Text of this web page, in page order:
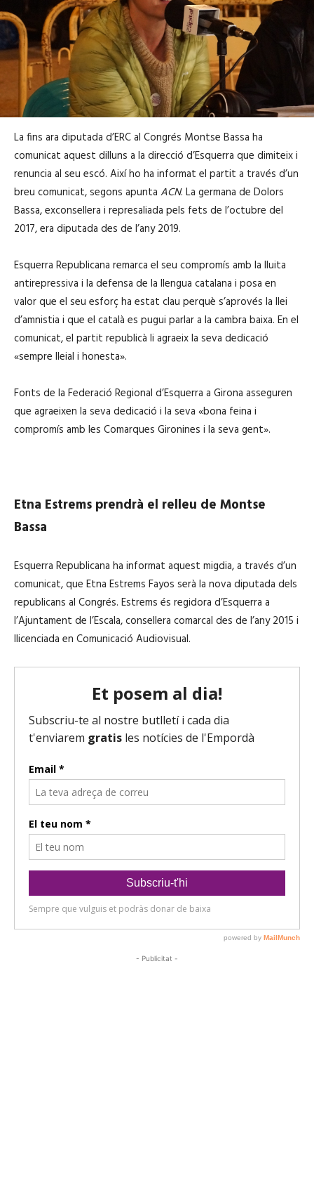
La fins ara diputada d’ERC al Congrés Montse Bassa ha
comunicat aquest dilluns a la direcció d’Esquerra que dimiteix i
renuncia al seu escó. Així ho ha informat el partit a través d’un
breu comunicat, segons apunta ACN. La germana de Dolors
Bassa, exconsellera i represaliada pels fets de l’octubre del
2017, era diputada des de l’any 2019.
Esquerra Republicana remarca el seu compromís amb la lluita
antirepressiva i la defensa de la llengua catalana i posa en
valor que el seu esforç ha estat clau perquè s’aprovés la llei
d’amnistia i que el català es pugui parlar a la cambra baixa. En el
comunicat, el partit republicà li agraeix la seva dedicació
«sempre lleial i honesta».
Fonts de la Federació Regional d’Esquerra a Girona asseguren
que agraeixen la seva dedicació i la seva «bona feina i
compromís amb les Comarques Gironines i la seva gent».
Etna Estrems prendrà el relleu de Montse
Bassa
Esquerra Republicana ha informat aquest migdia, a través d’un
comunicat, que Etna Estrems Fayos serà la nova diputada dels
republicans al Congrés. Estrems és regidora d’Esquerra a
l’Ajuntament de l’Escala, consellera comarcal des de l’any 2015 i
llicenciada en Comunicació Audiovisual.
- Publicitat -